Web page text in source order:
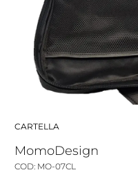
CARTELLA
MomoDesign
COD: MO-07CL